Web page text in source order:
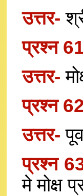
उत्तर-
प्रश्न
उत्तर-
प्रश्न
उत्तर-
प्रश्न
मे मोक्ष